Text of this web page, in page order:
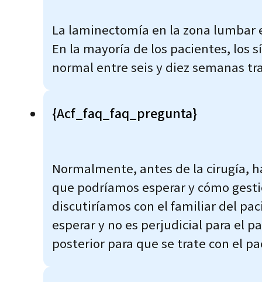
La laminectomía en la zona
En la mayoría de los pacientes, los
normal entre seis y diez semanas
{acf_faq_faq_pregunta}
Normalmente, antes de la cirugía,
que podríamos esperar y cómo
discutiríamos con el familiar del
esperar y no es perjudicial para el
posterior para que se trate con el